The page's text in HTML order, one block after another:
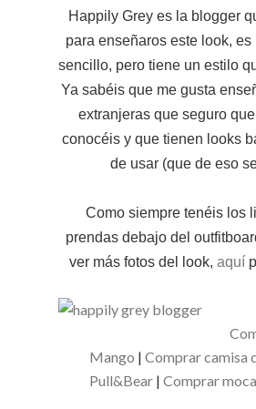
Happily Grey es la blogger
para enseñaros este look,
sencillo, pero tiene un estilo
Ya sabéis que me gusta
extranjeras que seguro
conocéis y que tienen looks
de usar (que de eso
Como siempre tenéis los
prendas debajo del
ver más fotos del look, aquí
Mango | Comprar camisa
Pull&Bear| Comprar